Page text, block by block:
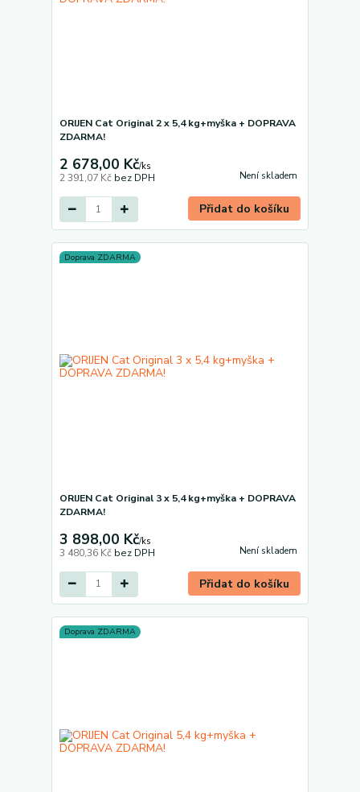
ORIJEN Cat Original 2 x 5,4 kg+myška + DOPRAVA
ZDARMA!
2 678,00 Kč/ks
2 391,07 Kč bez DPH Není skladem
Přidat do košíku
Doprava ZDARMA
ORIJEN Cat Original 3 x 5,4 kg+myška + DOPRAVA
ZDARMA!
3 898,00 Kč/ks
3 480,36 Kč bez DPH Není skladem
Přidat do košíku
Doprava ZDARMA